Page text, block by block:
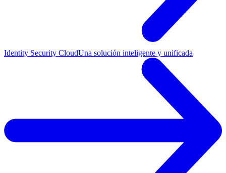
Identity Security CloudUna solución inteligente y unificada